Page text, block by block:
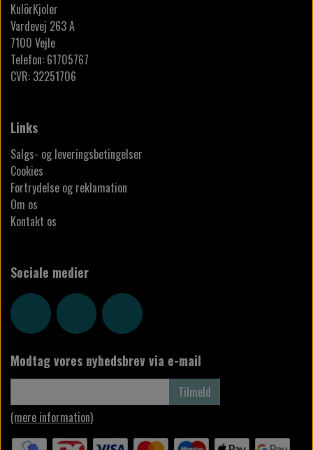
KulörKjoler
Vardevej 263 A
7100 Vejle
Telefon: 61705767
CVR: 32251706
Links
Salgs- og leveringsbetingelser
Cookies
Fortrydelse og reklamation
Om os
Kontakt os
Sociale medier
Modtag vores nyhedsbrev via e-mail
Tilmeld
(mere information)